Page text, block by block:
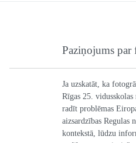
Paziņojums par
Ja uzskatāt, ka
Rīgas 25. vidusskolas
radīt problēmas
aizsardzības Regulas
kontekstā, lūdzu